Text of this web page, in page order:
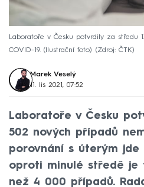
Laboratoře v Česku potvrdily za středu
COVID-19. (Ilustrační foto)
Zdroj: ČTK
Marek Veselý
11. lis 2021, 07:52
Laboratoře v Česku
502 nových případů
porovnání s úterým jde
oproti minulé středě je
než 4 000 případů.